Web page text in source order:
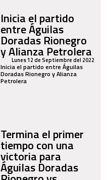
Inicia el partido
entre Águilas
Doradas Rionegro
y Alianza Petrolera
Lunes 12 de Septiembre del 2022
Inicia el partido entre Águilas
Doradas Rionegro y Alianza
Petrolera
Termina el primer
tiempo con una
victoria para
Águilas Doradas